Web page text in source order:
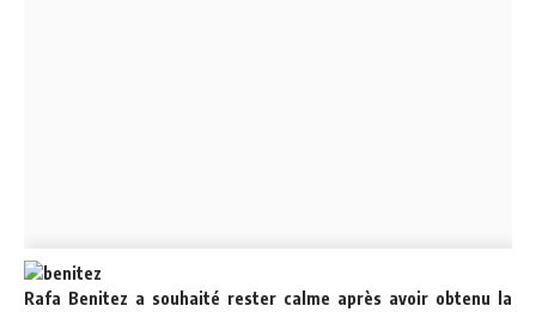
Rafa Benitez a souhaité rester calme après avoir obtenu la